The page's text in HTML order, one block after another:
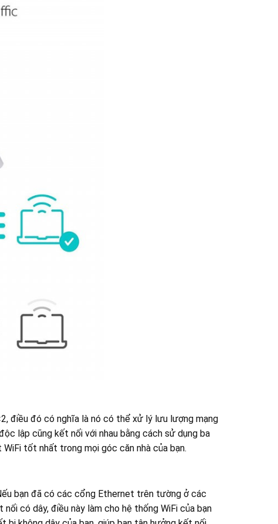
điều đó có nghĩa là nó có thể xử lý lưu lượng mạng
lập cũng kết nối với nhau bằng cách sử dụng ba
tốt nhất trong mọi góc căn nhà của bạn.
bạn đã có các cổng Ethernet trên tường ở các
có dây, điều này làm cho hệ thống WiFi của bạn